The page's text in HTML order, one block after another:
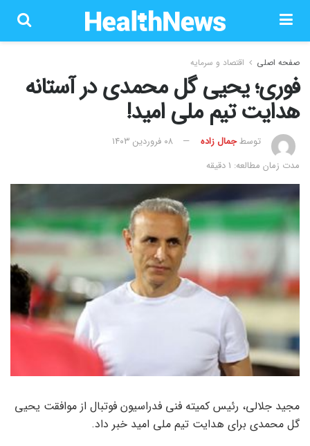
صفحه اصلی اقتصاد و سرمایه
فوری؛ یحیی گل محمدی در آستانه
هدایت تیم ملی امید!
توسطجمال زاده
۰۸ فروردین ۱۴۰۳
مدت زمان مطالعه: 1 دقیقه
مجید جلالی، رئیس کمیته فنی فدراسیون فوتبال از موافقت یحیی
گل محمدی برای هدایت تیم ملی امید خبر داد.